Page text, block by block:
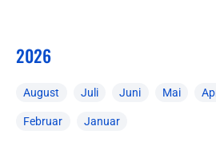
2026
August Juli Juni Mai
Februar Januar